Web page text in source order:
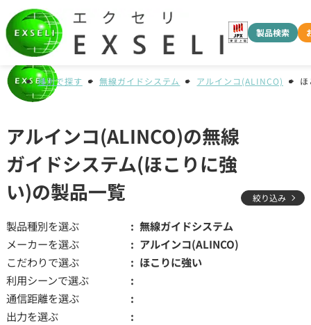
製品検索
種別で探す 無線ガイドシステム アルインコ(ALINCO)
アルインコ(ALINCO)の無線
ガイドシステム(ほこりに強
い)の製品一覧
絞り込み
製品種別を選ぶ
無線ガイドシステム
メーカーを選ぶ
アルインコ(ALINCO)
こだわりで選ぶ
ほこりに強い
利用シーンで選ぶ
通信距離を選ぶ
出力を選ぶ